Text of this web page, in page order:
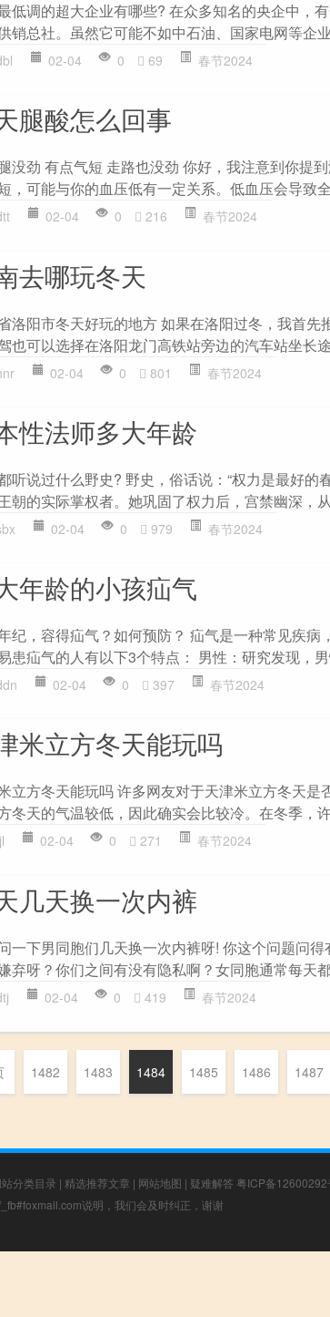
低调的超大企业有哪些? 在众多知名的央企中，
销总社。虽然它可能不如中石油、国家电网等企
02-04 0 69 春节2024
腿酸怎么回事
没劲 有点气短 走路也没劲 你好，我注意到你提
，可能与你的血压低有一定关系。低血压会导致
02-04 0 216 春节2024
去哪玩冬天
洛阳市冬天好玩的地方 如果在洛阳过冬，我首
也可以选择在洛阳龙门高铁站旁边的汽车站坐长
02-04 0 801 春节2024
性法师多大年龄
听说过什么野史? 野史，俗话说：“权力是最好的
朝的实际掌权者。她巩固了权力后，宫禁幽深，
02-04 0 979 春节2024
年龄的小孩疝气
纪，容得疝气？如何预防？ 疝气是一种常见疾病
患疝气的人有以下3个特点： 男性：研究发现，
02-04 0 397 春节2024
米立方冬天能玩吗
立方冬天能玩吗 许多网友对于天津米立方冬天
冬天的气温较低，因此确实会比较冷。在冬季，
02-04 0 271 春节2024
几天换一次内裤
一下男同胞们几天换一次内裤呀! 你这个问题问
弃呀？你们之间有没有隐私啊？女同胞通常每天
02-04 0 419 春节2024
1482 1483 1484 1485 1486 1487
分类目录 | 精选推荐文章 | 网站地图 | 疑难解答 粤ICP备12600292
说明，我们会及时纠正，谢谢